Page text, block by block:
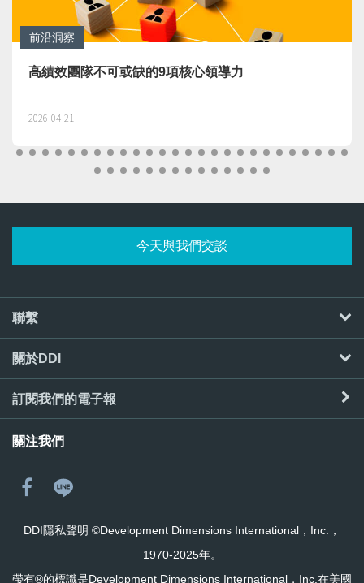
前沿洞察
高績效團隊不可或缺的9項核心領導力
2026-04-21
今天與我們交談
聯繫
關於DDI
DDI隱私聲明 ©Development Dimensions International，Inc.，
1970-2025年。
帶有®的標識是Development Dimensions International，Inc.在美國
訂閱我們的電子報
關注我們